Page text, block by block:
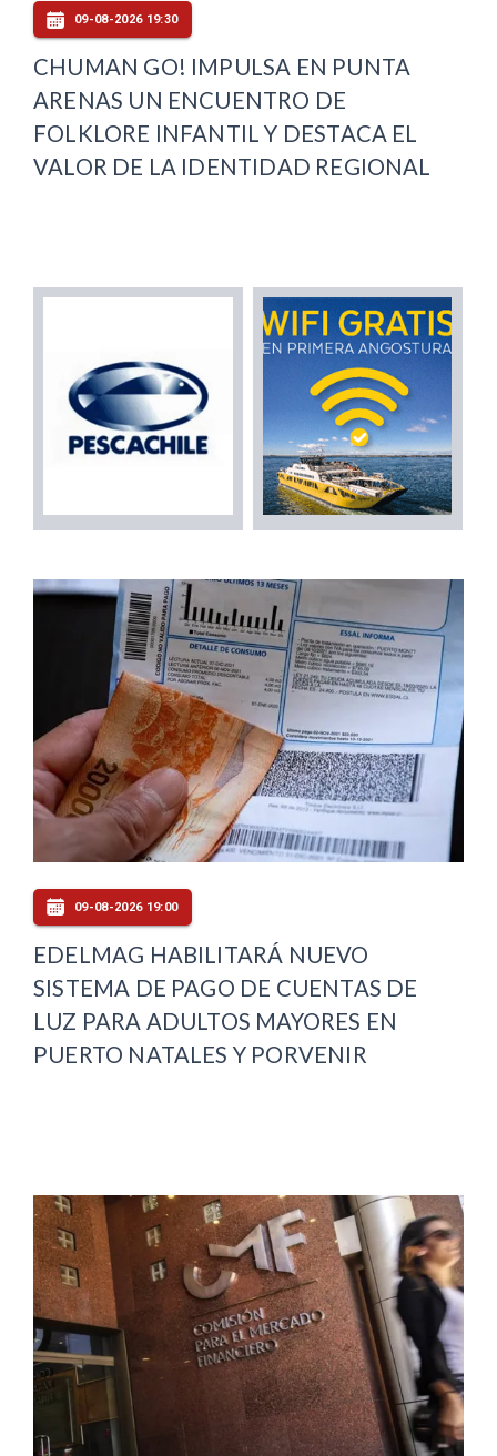
09-08-2026 19:30
CHUMAN GO! IMPULSA EN PUNTA
ARENAS UN ENCUENTRO DE
FOLKLORE INFANTIL Y DESTACA EL
VALOR DE LA IDENTIDAD REGIONAL
09-08-2026 19:00
EDELMAG HABILITARÁ NUEVO
SISTEMA DE PAGO DE CUENTAS DE
LUZ PARA ADULTOS MAYORES EN
PUERTO NATALES Y PORVENIR